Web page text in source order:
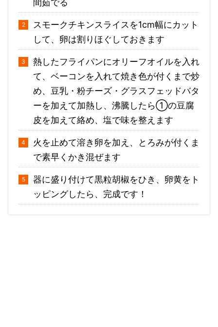
間茹でる
スモークチキンスライスを1cm幅にカット
して、卵は割りほぐしておきます
熱したフライパンにオリーフオイルを入れ
て、ベーコンを入れて焼き色が付くまで炒
め、豆乳・粉チーズ・グラスフェッドバタ
ーを加えて加熱し、沸騰したら①の豆腐
皮を加えて絡め、塩で味を整えます
火を止めて溶き卵を加え、とろみが付くま
で素早くかき混ぜます
器に盛り付けて黒粒胡椒をひき、卵黄をト
ッピングしたら、完成です！